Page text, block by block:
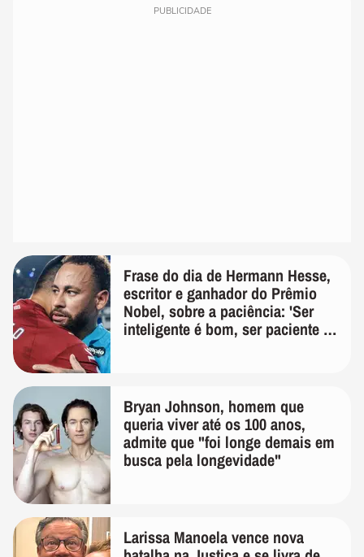
PUBLICIDADE
Frase do dia de Hermann Hesse,
escritor e ganhador do Prêmio
Nobel, sobre a paciência: 'Ser
inteligente é bom, ser paciente é
Bryan Johnson, homem que
queria viver até os 100 anos,
admite que "foi longe demais em
busca pela longevidade"
Larissa Manoela vence nova